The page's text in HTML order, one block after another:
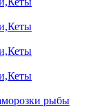
рыбы